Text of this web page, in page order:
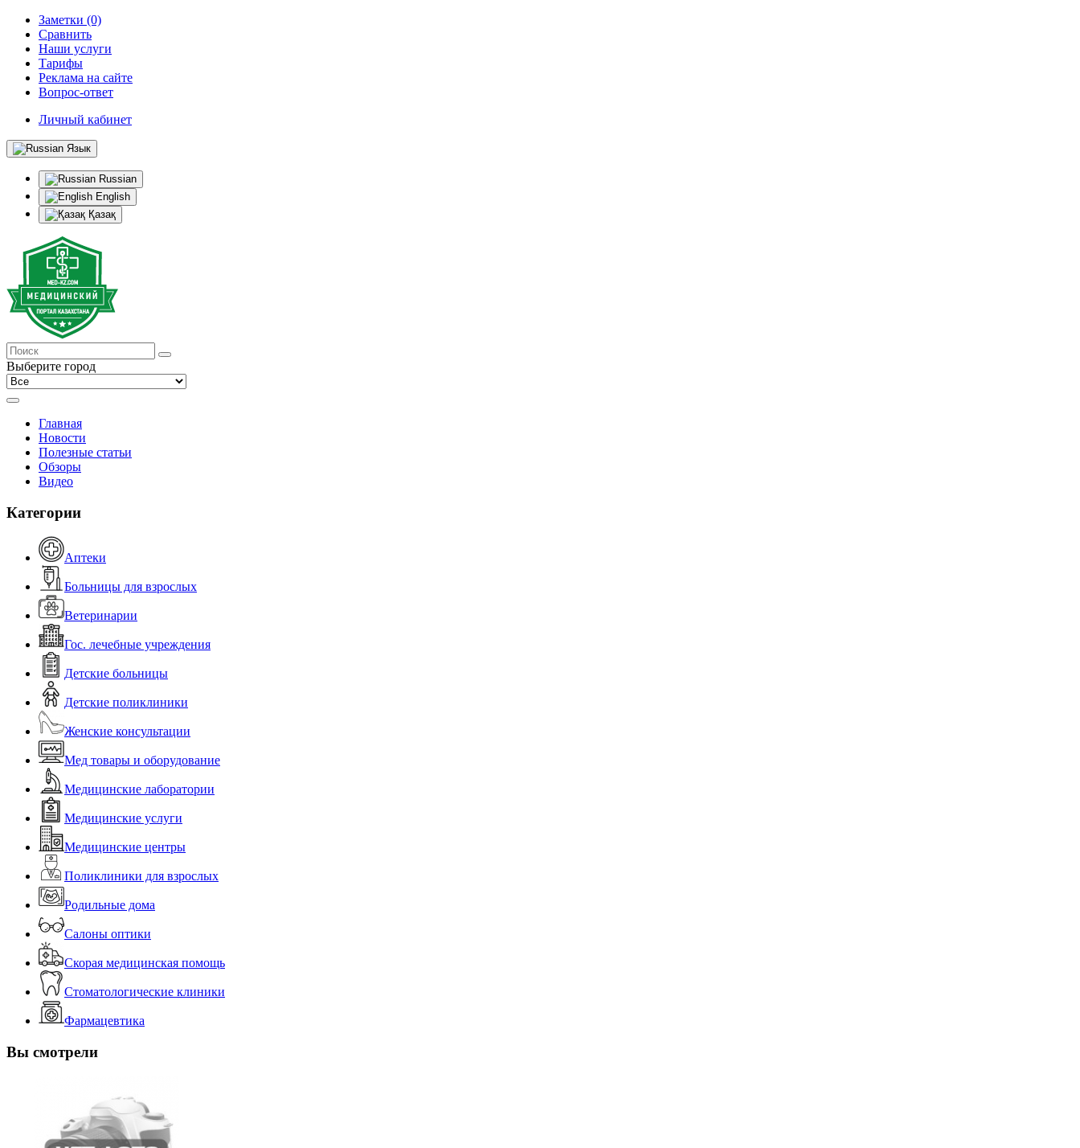
Заметки (0)
Сравнить
Наши услуги
Тарифы
Реклама на сайте
Вопрос-ответ
Личный кабинет
Язык
Russian
English
Қазақ
Выберите город
Главная
Новости
Полезные статьи
Обзоры
Видео
Категории
Аптеки
Больницы для взрослых
Ветеринарии
Гос. лечебные учреждения
Детские больницы
Детские поликлиники
Женские консультации
Мед товары и оборудование
Медицинские лаборатории
Медицинские услуги
Медицинские центры
Поликлиники для взрослых
Родильные дома
Салоны оптики
Скорая медицинская помощь
Стоматологические клиники
Фармацевтика
Вы смотрели